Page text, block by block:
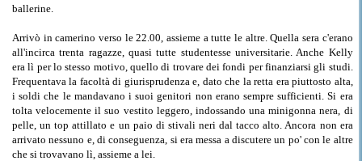
ballerine.
Arrivò in camerino verso le 22.00, assieme a tutte le altre. Quella sera c'erano
all'incirca trenta ragazze, quasi tutte studentesse universitarie. Anche Kelly
era lì per lo stesso motivo, quello di trovare dei fondi per finanziarsi gli studi.
Frequentava la facoltà di giurisprudenza e, dato che la retta era piuttosto alta,
i soldi che le mandavano i suoi genitori non erano sempre sufficienti. Si era
tolta velocemente il suo vestito leggero, indossando una minigonna nera, di
pelle, un top attillato e un paio di stivali neri dal tacco alto. Ancora non era
arrivato nessuno e, di conseguenza, si era messa a discutere un po' con le altre
che si trovavano lì, assieme a lei.